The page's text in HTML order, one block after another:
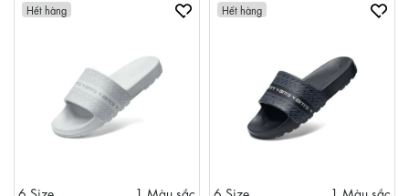
Hết hàng
6 Size
1 Màu sắc
Hết hàng
6 Size
1 Màu sắc